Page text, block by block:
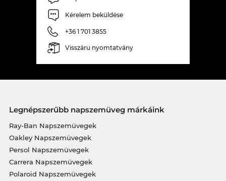
Kérelem beküldése
+36 1 701 3855
Visszáru nyomtatvány
Legnépszerűbb napszemüveg márkáink
Ray-Ban Napszemüvegek
Oakley Napszemüvegek
Persol Napszemüvegek
Carrera Napszemüvegek
Polaroid Napszemüvegek